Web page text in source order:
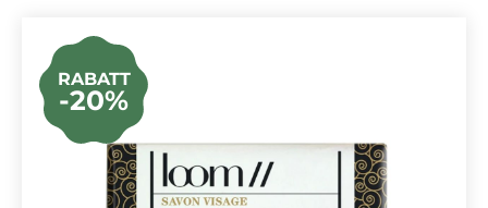
RABATT
-20%